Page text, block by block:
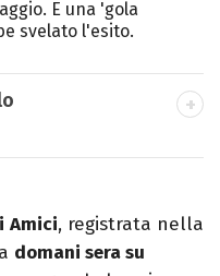
E una 'gola
svelato l'esito.
Laureato in
è appassionato di
Scrive
Amici, registrata nella
domani sera su